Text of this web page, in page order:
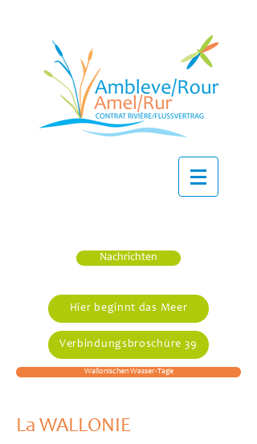
Nachrichten
Hier beginnt das Meer
Verbindungsbroschüre 39
Wallonischen Wasser-Tage
La WALLONIE